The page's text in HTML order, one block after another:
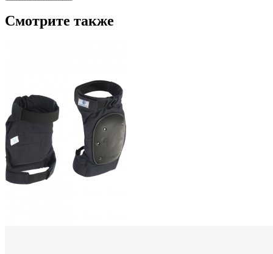
Смотрите также